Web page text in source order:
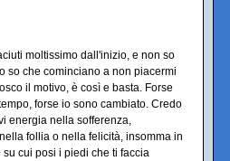
moltissimo dall'inizio, e non so
so che cominciano a non piacermi
il motivo, è così e basta. Forse
forse io sono cambiato. Credo
energia nella sofferenza,
follia o nella felicità, insomma in
cui posi i piedi che ti faccia